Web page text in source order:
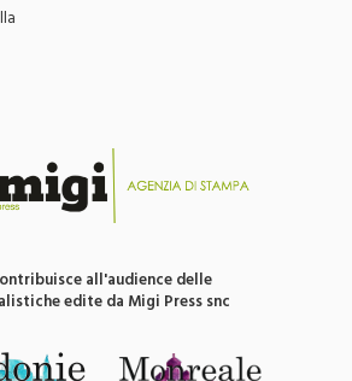
all'audience delle
edite da Migi Press snc